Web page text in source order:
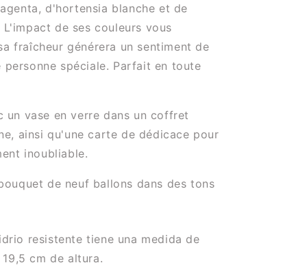
d'hortensia blanche et de
de ses couleurs vous
fraîcheur générera un sentiment de
spéciale. Parfait en toute
un vase en verre dans un coffret
ainsi qu'une carte de dédicace pour
inoubliable.
de neuf ballons dans des tons
resistente tiene una medida de
cm de altura.